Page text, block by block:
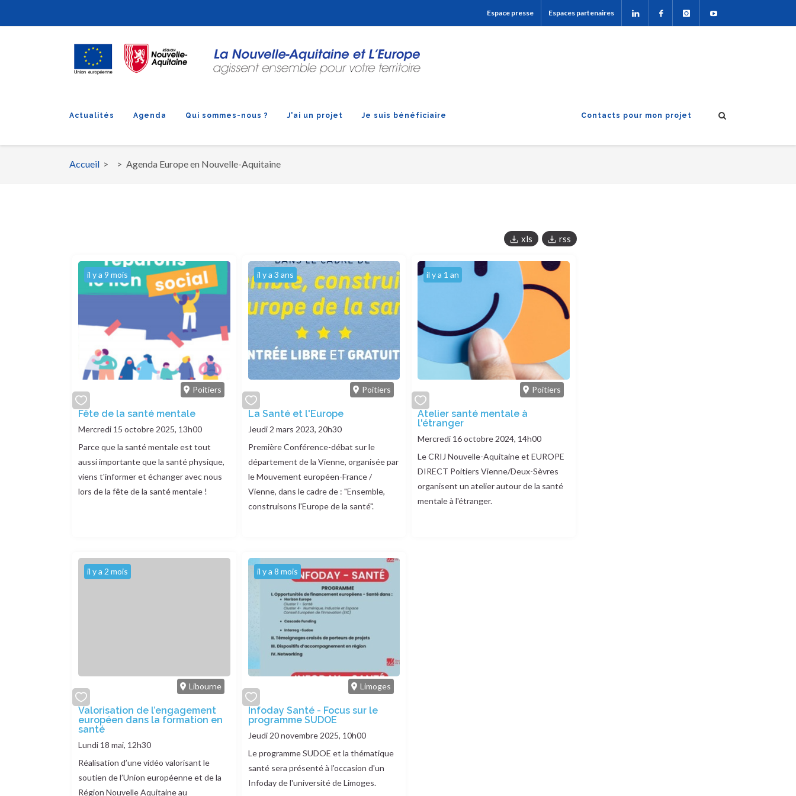
Espace presse Espaces partenaires
Actualités Agenda Qui sommes-nous ? J'ai un projet Je suis bénéficiaire Contacts pour mon projet
Fil d'Ariane
Accueil Agenda Europe en Nouvelle-Aquitaine
xls rss
il y a 9 mois
Poitiers
add
or
Fête de la santé mentale
Mercredi 15 octobre 2025, 13h00
Parce que la santé mentale est tout
aussi importante que la santé physique,
viens t'informer et échanger avec nous
lors de la fête de la santé mentale !
il y a 3 ans
Poitiers
add
or
La Santé et l'Europe
Jeudi 2 mars 2023, 20h30
Première Conférence-débat sur le
département de la Vienne, organisée par
le Mouvement européen-France /
Vienne, dans le cadre de : "Ensemble,
construisons l'Europe de la santé".
il y a 1 an
Poitiers
add
or
remove
Atelier santé mentale à
l'étranger
Mercredi 16 octobre 2024, 14h00
Le CRIJ Nouvelle-Aquitaine et EUROPE
DIRECT Poitiers Vienne/Deux-Sèvres
organisent un atelier autour de la santé
mentale à l'étranger.
il y a 2 mois
Libourne
add
or
remove
Valorisation de l’engagement
européen dans la formation en
santé
Lundi 18 mai, 12h30
Réalisation d’une vidéo valorisant le
soutien de l’Union européenne et de la
Région Nouvelle Aquitaine au
il y a 8 mois
Limoges
add
or
remove
Infoday Santé - Focus sur le
programme SUDOE
Jeudi 20 novembre 2025, 10h00
Le programme SUDOE et la thématique
santé sera présenté à l'occasion d'un
Infoday de l'université de Limoges.